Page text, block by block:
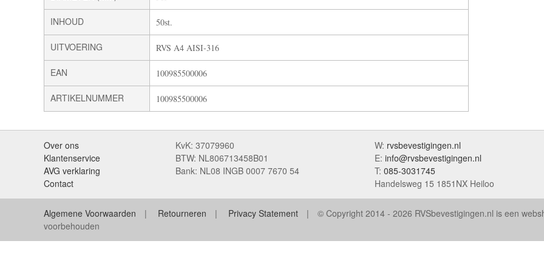
INHOUD 50st.
UITVOERING RVS A4 AISI-316
EAN 100985500006
ARTIKELNUMMER 100985500006
Over ons
Klantenservice
AVG verklaring
Contact
KvK: 37079960
BTW: NL806713458B01
Bank: NL08 INGB 0007 7670 54
W: rvsbevestigingen.nl
E: info@rvsbevestigingen.nl
T: 085-3031745
Handelsweg 15 1851NX Heiloo
Algemene Voorwaarden Retourneren Privacy Statement © Copyright 2014 - 2026 RVSbevestigingen.nl is een
voorbehouden